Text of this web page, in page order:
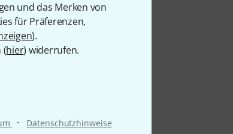
und das Merken von
für Präferenzen,
).
(hier) widerrufen.
· Datenschutzhinweise